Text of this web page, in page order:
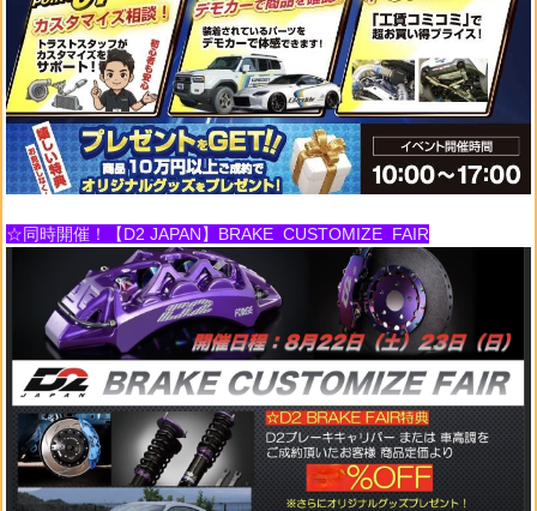
☆同時開催！【D2 JAPAN】BRAKE CUSTOMIZE FAIR